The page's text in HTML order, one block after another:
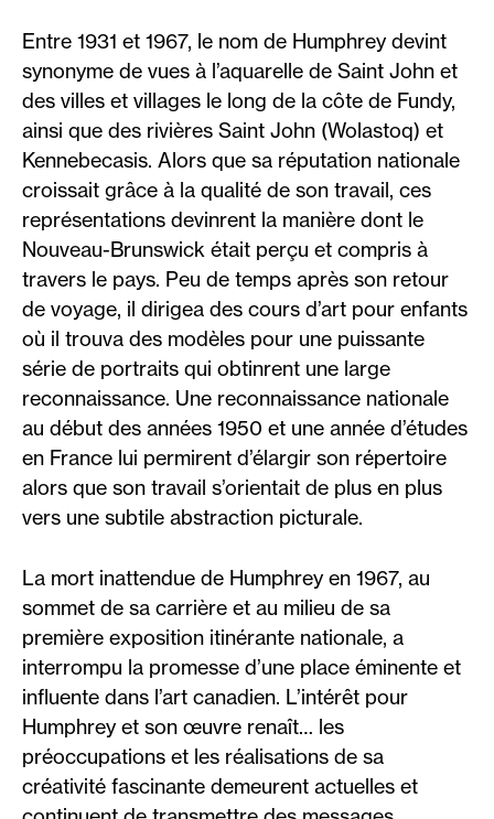
Entre 1931 et 1967, le nom de Humphrey devint
synonyme de vues à l’aquarelle de Saint John et
des villes et villages le long de la côte de Fundy,
ainsi que des rivières Saint John (Wolastoq) et
Kennebecasis. Alors que sa réputation nationale
croissait grâce à la qualité de son travail, ces
représentations devinrent la manière dont le
Nouveau-Brunswick était perçu et compris à
travers le pays. Peu de temps après son retour
de voyage, il dirigea des cours d’art pour enfants
où il trouva des modèles pour une puissante
série de portraits qui obtinrent une large
reconnaissance. Une reconnaissance nationale
au début des années 1950 et une année d’études
en France lui permirent d’élargir son répertoire
alors que son travail s’orientait de plus en plus
vers une subtile abstraction picturale.
La mort inattendue de Humphrey en 1967, au
sommet de sa carrière et au milieu de sa
première exposition itinérante nationale, a
interrompu la promesse d’une place éminente et
influente dans l’art canadien. L’intérêt pour
Humphrey et son œuvre renaît… les
préoccupations et les réalisations de sa
créativité fascinante demeurent actuelles et